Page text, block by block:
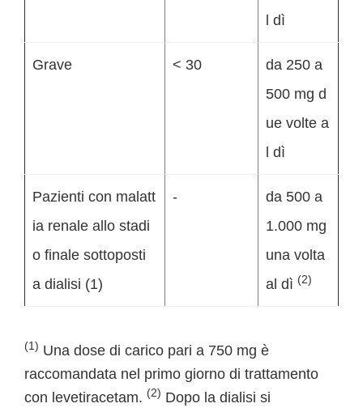
l dì
Grave < 30
da 250 a
500 mg d
ue volte a
l dì
Pazienti con malatt
ia renale allo stadi
o finale sottoposti
a dialisi (1)
-
da 500 a
1.000 mg
una volta
al dì (2)
(1) Una dose di carico pari a 750 mg è
raccomandata nel primo giorno di trattamento
con levetiracetam. (2) Dopo la dialisi si